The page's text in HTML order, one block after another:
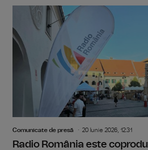
Comunicate de presă 20 Iunie 2026, 12:31
Radio România este